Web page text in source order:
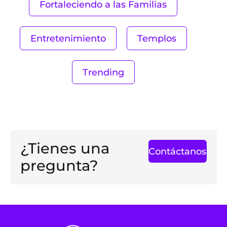
Fortaleciendo a las Familias
Entretenimiento Templos
Trending
¿Tienes una
pregunta?
Contáctanos